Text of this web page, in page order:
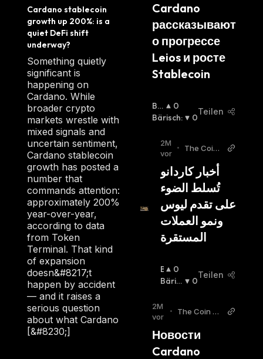
Cardano stablecoin
growth up 200%: is a
quiet DeFi shift
underway?
Something quietly
significant is
happening on
Cardano. While
broader crypto
markets wrestle with
mixed signals and
uncertain sentiment,
Cardano stablecoin
growth has posted a
number that
commands attention:
approximately 200%
year-over-year,
according to data
from Token
Terminal. That kind
of expansion
doesn&#8217;t
happen by accident
— and it raises a
serious question
about what Cardano
[&#8230;]
Cardano
рассказывают
о прогрессе
Leios и росте
Stablecoin
Bul
Lisc
0
Bärisch: 0
Teilen
2M
vor
•
The Coin
Arabic
أخبار كاردانو
تُسلط الضوء
على تقدم ليوس
ونمو العملات
المستقرة
B
U
I
S
H
:
0
Bäris
0
Teilen
2M
vor
•
The Coin Re
an
Новости
Cardano